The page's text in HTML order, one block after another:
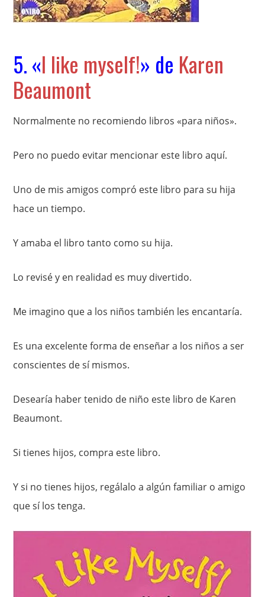
5. «I like myself!» de Karen
Beaumont
Normalmente no recomiendo libros «para niños».
Pero no puedo evitar mencionar este libro aquí.
Uno de mis amigos compró este libro para su hija
hace un tiempo.
Y amaba el libro tanto como su hija.
Lo revisé y en realidad es muy divertido.
Me imagino que a los niños también les encantaría.
Es una excelente forma de enseñar a los niños a ser
conscientes de sí mismos.
Desearía haber tenido de niño este libro de Karen
Beaumont.
Si tienes hijos, compra este libro.
Y si no tienes hijos, regálalo a algún familiar o amigo
que sí los tenga.